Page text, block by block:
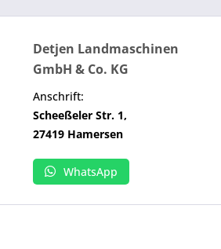
Detjen Landmaschinen
GmbH & Co. KG
Anschrift:
Scheeßeler Str. 1,
27419 Hamersen
WhatsApp